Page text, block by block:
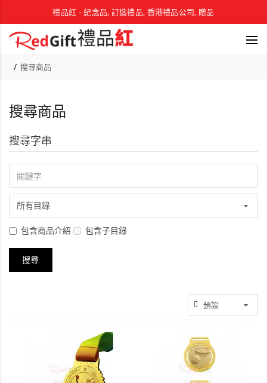
禮品紅 - 紀念品, 訂造禮品, 香港禮品公司, 贈品
搜尋商品
搜尋商品
搜尋字串
包含商品介紹 包含子目錄